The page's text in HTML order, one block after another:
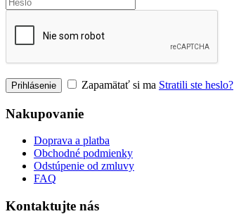
Zapamätať si ma Stratili ste heslo?
Nakupovanie
Doprava a platba
Obchodné podmienky
Odstúpenie od zmluvy
FAQ
Kontaktujte nás